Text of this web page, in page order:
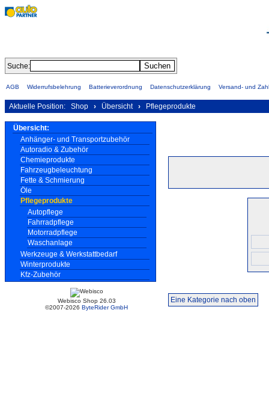
Suche:
AGB Widerrufsbelehrung Batterieverordnung Datenschutzerklärung Versand- und
Aktuelle Position: Shop › Übersicht › Pflegeprodukte
Übersicht:
Anhänger- und Transportzubehör
Autoradio & Zubehör
Chemieprodukte
Fahrzeugbeleuchtung
Fette & Schmierung
Öle
Pflegeprodukte
Autopflege
Fahrradpflege
Motorradpflege
Waschanlage
Werkzeuge & Werkstattbedarf
Winterprodukte
Kfz-Zubehör
Webisco Shop 26.03
©2007-2026 ByteRider GmbH
Eine Kategorie nach oben